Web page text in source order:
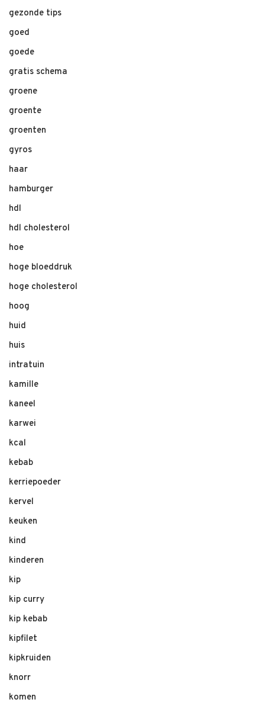
gezonde tips
goed
goede
gratis schema
groene
groente
groenten
gyros
haar
hamburger
hdl
hdl cholesterol
hoe
hoge bloeddruk
hoge cholesterol
hoog
huid
huis
intratuin
kamille
kaneel
karwei
kcal
kebab
kerriepoeder
kervel
keuken
kind
kinderen
kip
kip curry
kip kebab
kipfilet
kipkruiden
knorr
komen